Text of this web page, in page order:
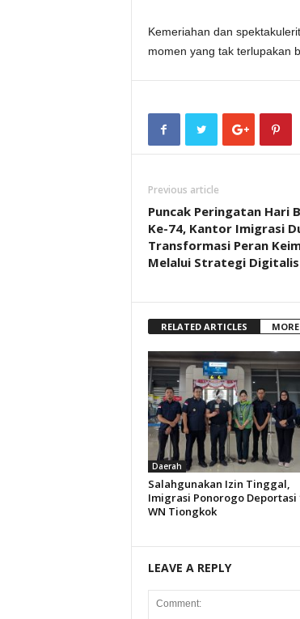
Kemeriahan dan
momen yang tak terlupakan
Previous article
Puncak Peringatan Hari
Ke-74, Kantor Imigrasi
Transformasi Peran
Melalui Strategi
RELATED ARTICLES
Daerah
Salahgunakan Izin Tinggal,
Imigrasi Ponorogo Deportasi
WN Tiongkok
LEAVE A REPLY